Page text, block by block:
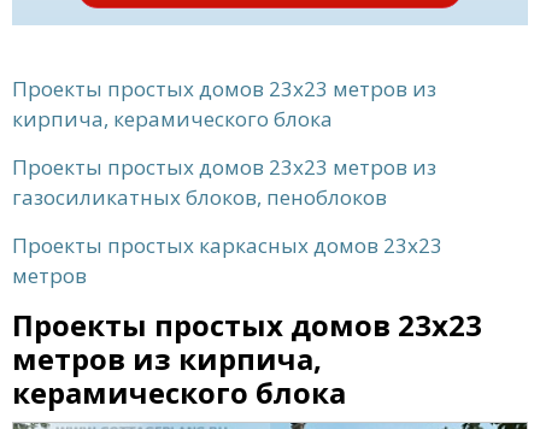
Проекты простых домов 23x23 метров из
кирпича, керамического блока
Проекты простых домов 23x23 метров из
газосиликатных блоков, пеноблоков
Проекты простых каркасных домов 23x23
метров
Проекты простых домов 23x23
метров из кирпича,
керамического блока